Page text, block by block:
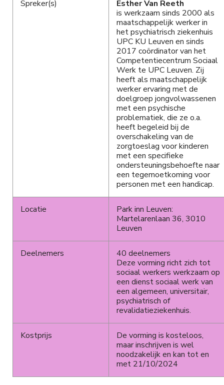
Spreker(s)
Esther Van Reeth
is werkzaam sinds 2000 als
maatschappelijk werker in
het psychiatrisch ziekenhuis
UPC KU Leuven en sinds
2017 coördinator van het
Competentiecentrum Sociaal
Werk te UPC Leuven. Zij
heeft als maatschappelijk
werker ervaring met de
doelgroep jongvolwassenen
met een psychische
problematiek, die ze o.a.
heeft begeleid bij de
overschakeling van de
zorgtoeslag voor kinderen
met een specifieke
ondersteuningsbehoefte naar
een tegemoetkoming voor
personen met een handicap.
Locatie
Park inn Leuven:
Martelarenlaan 36, 3010
Leuven
Deelnemers
40 deelnemers
Deze vorming richt zich tot
sociaal werkers werkzaam op
een dienst sociaal werk van
een algemeen, universitair,
psychiatrisch of
revalidatieziekenhuis.
Kostprijs
De vorming is kosteloos,
maar inschrijven is wel
noodzakelijk en kan tot en
met 21/10/2024